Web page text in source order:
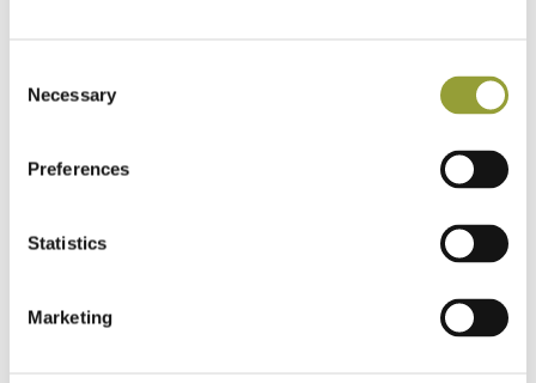
Selection
Necessary
Preferences
Statistics
Marketing
Alcuni consigli che permetteranno di gustare senza